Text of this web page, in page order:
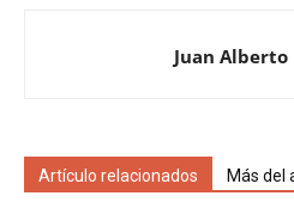
Juan Alberto
Artículo relacionados Más del